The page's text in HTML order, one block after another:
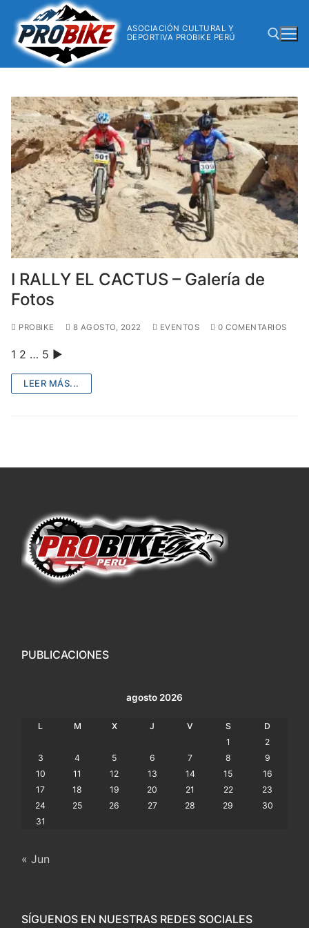
ASOCIACIÓN CULTURAL Y
DEPORTIVA PROBIKE PERÚ
I RALLY EL CACTUS – Galería de
Fotos
PROBIKE 8 AGOSTO, 2022 EVENTOS 0 COMENTARIOS
1 2 … 5 ►
LEER MÁS...
PUBLICACIONES
agosto 2026
L M X J V S
D
1
2
3
4 5 6 7 8
9
10
11 12 13 14 15
16
17
18 19 20 21 22
23
24
25 26 27 28 29
30
31
« Jun
SÍGUENOS EN NUESTRAS REDES SOCIALES